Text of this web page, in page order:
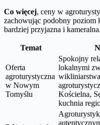
Co więcej, ceny w
zachowując podobny poziom
bardziej przyjazna i kameralna.
Temat
Oferta
agroturystyczna
w Nowym
Tomyślu
Spokojny
lokalnymi
Kościelna,
kuchnia